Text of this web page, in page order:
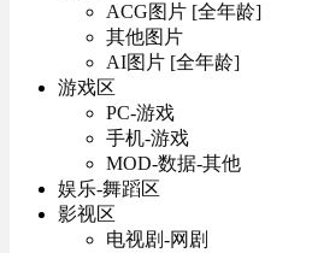
ACG图片 [全年龄]
其他图片
AI图片 [全年龄]
游戏区
PC-游戏
手机-游戏
MOD-数据-其他
娱乐-舞蹈区
影视区
电视剧-网剧